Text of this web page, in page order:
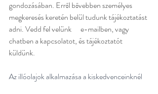
gondozásában. Erről bővebben személyes
megkeresés keretén belül tudunk tájékoztatást
adni. Vedd fel velünk      e-mailben, vagy
chatben a kapcsolatot, és tájékoztatót
küldünk.
Az illóolajok alkalmazása a kiskedvenceinknél